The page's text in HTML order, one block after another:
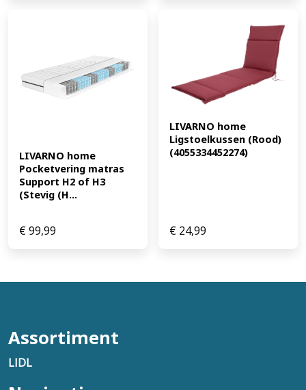
LIVARNO home
Pocketvering matras
Support H2 of H3
(Stevig (H...
€99,99
LIVARNO home
Ligstoelkussen (Rood)
(4055334452274)
€ 24,99
Assortiment
LIDL